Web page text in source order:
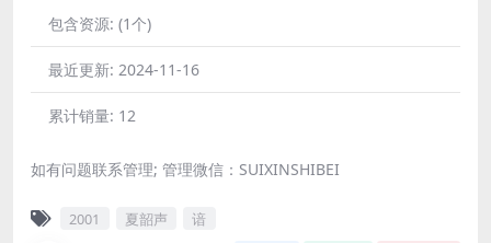
包含资源: (1个)
最近更新: 2024-11-16
累计销量: 12
如有问题联系管理; 管理微信：SUIXINSHIBEI
2001 夏韶声 谙